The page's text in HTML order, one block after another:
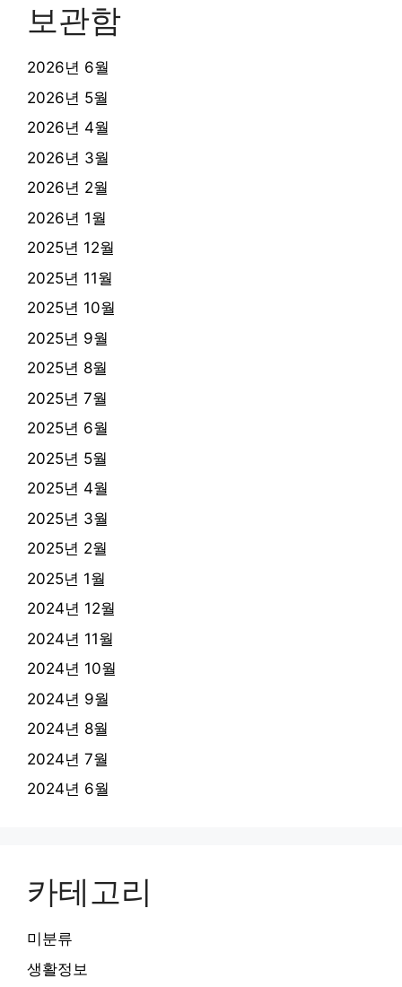
보관함
2026년 6월
2026년 5월
2026년 4월
2026년 3월
2026년 2월
2026년 1월
2025년 12월
2025년 11월
2025년 10월
2025년 9월
2025년 8월
2025년 7월
2025년 6월
2025년 5월
2025년 4월
2025년 3월
2025년 2월
2025년 1월
2024년 12월
2024년 11월
2024년 10월
2024년 9월
2024년 8월
2024년 7월
2024년 6월
카테고리
미분류
생활정보